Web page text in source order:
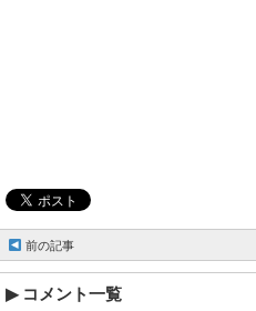
前の記事
コメント一覧